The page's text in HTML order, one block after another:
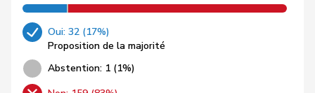
Oui: 32 (17%)
Proposition de la majorité
Abstention: 1 (1%)